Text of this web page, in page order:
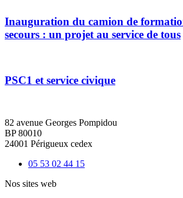
Inauguration du camion de
secours : un projet au service de tous
PSC1 et service civique
82 avenue Georges Pompidou
BP 80010
24001 Périgueux cedex
05 53 02 44 15
Nos sites web